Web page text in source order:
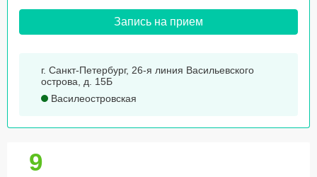
Запись на прием
г. Санкт-Петербург, 26-я линия Васильевского
острова, д. 15Б
Василеостровская
9